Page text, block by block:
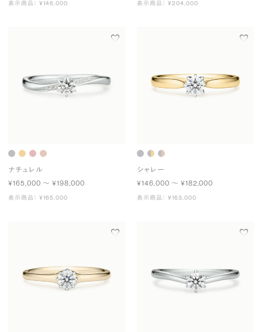
表示商品： ¥146,000 表示商品： ¥204,000
ナチュレル
¥165,000 〜 ¥198,000
表示商品： ¥165,000
シャレー
¥146,000 〜 ¥182,000
表示商品： ¥163,000